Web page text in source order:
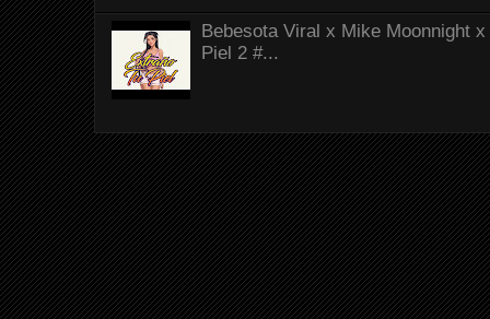
Bebesota Viral x Mike Moonnight
Piel 2 #...